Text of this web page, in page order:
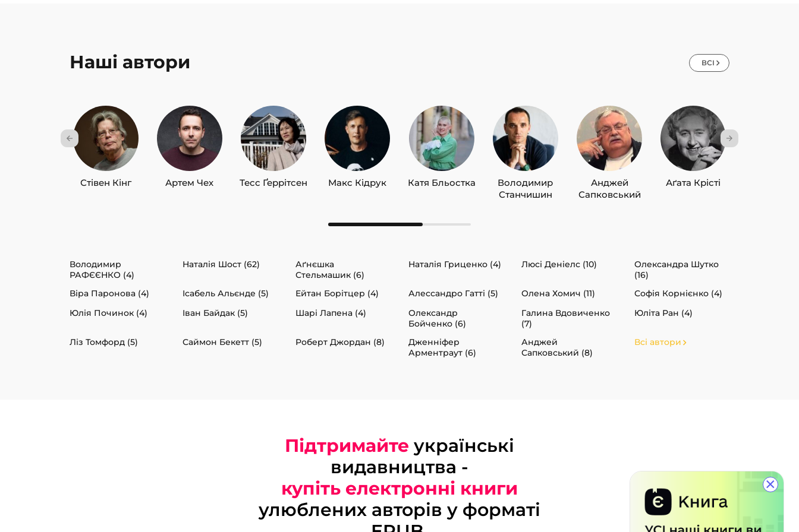
×
Наші автори ВСІ
Стівен Кінг Артем Чех Тесс Ґеррітсен Макс Кідрук Катя Бльостка
Володимир
Станчишин
Анджей
Сапковський
Аґата Крісті
Володимир
РАФЄЄНКО (4)
Наталія Шост (62)
Аґнєшка
Стельмашик (6)
Наталія Гриценко (4) Люсі Деніелс (10)
Олександра Шутко
(16)
Віра Паронова (4)
Ісабель Альєнде (5) Ейтан Борітцер (4) Алессандро Гатті (5) Олена Хомич (11)
Софія Корнієнко (4)
Юлія Починок (4)
Іван Байдак (5) Шарі Лапена (4)
Олександр
Бойченко (6)
Галина Вдовиченко
(7)
Юліта Ран (4)
Ліз Томфорд (5) Саймон Бекетт (5) Роберт Джордан (8)
Дженніфер
Арментраут (6)
Анджей
Сапковський (8)
Всі автори
Підтримайте українські
видавництва -
купіть електронні книги
улюблених авторів у форматі